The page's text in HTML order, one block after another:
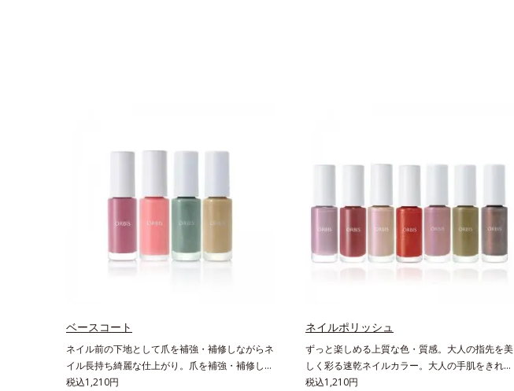
ベースコート
ネイル前の下地として爪を補強・補修しながらネ
イル長持ち綺麗な仕上がり。爪を補強・補修しつ
つ、より自分になじむ色合いにニュアンスチェン
税込1,210円
ネイルポリッシュ
ずっと楽しめる上質な色・質感。大人の指先を美
しく彩る速乾ネイルカラー。大人の手肌をきれい
に見せる、落ち着いた色展開の速乾ネイルカラー
税込1,210円